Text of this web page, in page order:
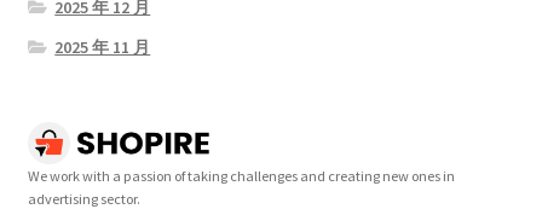
Shop
Über uns
2025 年 12 月
2025 年 11 月
We work with a passion of taking challenges and creating new ones in
advertising sector.